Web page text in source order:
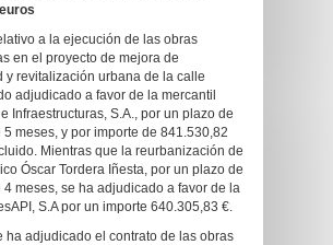
a la ejecución de las obras
en el proyecto de mejora de
y revitalización urbana de la calle
adjudicado a favor de la mercantil
Infraestructuras, S.A., por un plazo de
meses, y por importe de 841.530,82
Mientras que la reurbanización de
Óscar Tordera Iñesta, por un plazo de
meses, se ha adjudicado a favor de la
S.A por un importe 640.305,83 €.
ha adjudicado el contrato de las obras